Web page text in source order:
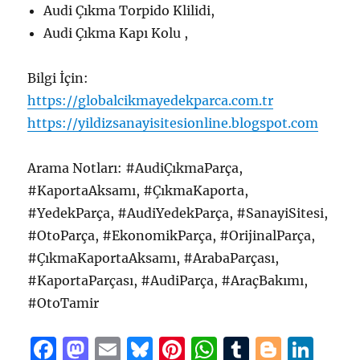
Audi Çıkma Torpido Klilidi,
Audi Çıkma Kapı Kolu ,
Bilgi İçin:
https://globalcikmayedekparca.com.tr
https://yildizsanayisitesionline.blogspot.com
Arama Notları: #AudiÇıkmaParça,
#KaportaAksamı, #ÇıkmaKaporta,
#YedekParça, #AudiYedekParça, #SanayiSitesi,
#OtoParça, #EkonomikParça, #OrijinalParça,
#ÇıkmaKaportaAksamı, #ArabaParçası,
#KaportaParçası, #AudiParça, #AraçBakımı,
#OtoTamir
F
M E
B
Pi W T
B